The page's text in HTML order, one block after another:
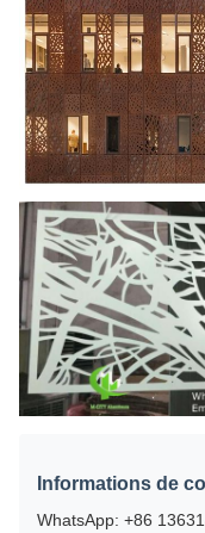
Informations de
WhatsApp: +86